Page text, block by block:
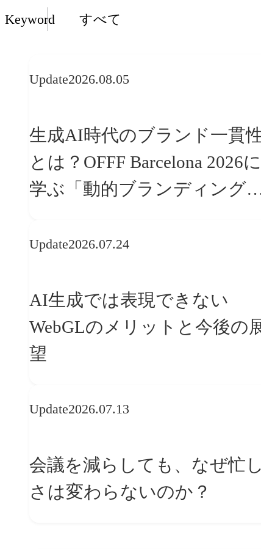
Insights一覧
Keyword すべて
Update2026.08.05
生成AI時代のブランド一貫
とは？OFFF Barcelona 2026に
学ぶ「動的ブランディング
Update2026.07.24
AI生成では表現できない
WebGLのメリットと今後の
望
Update2026.07.13
会議を減らしても、なぜ忙し
さは変わらないのか？